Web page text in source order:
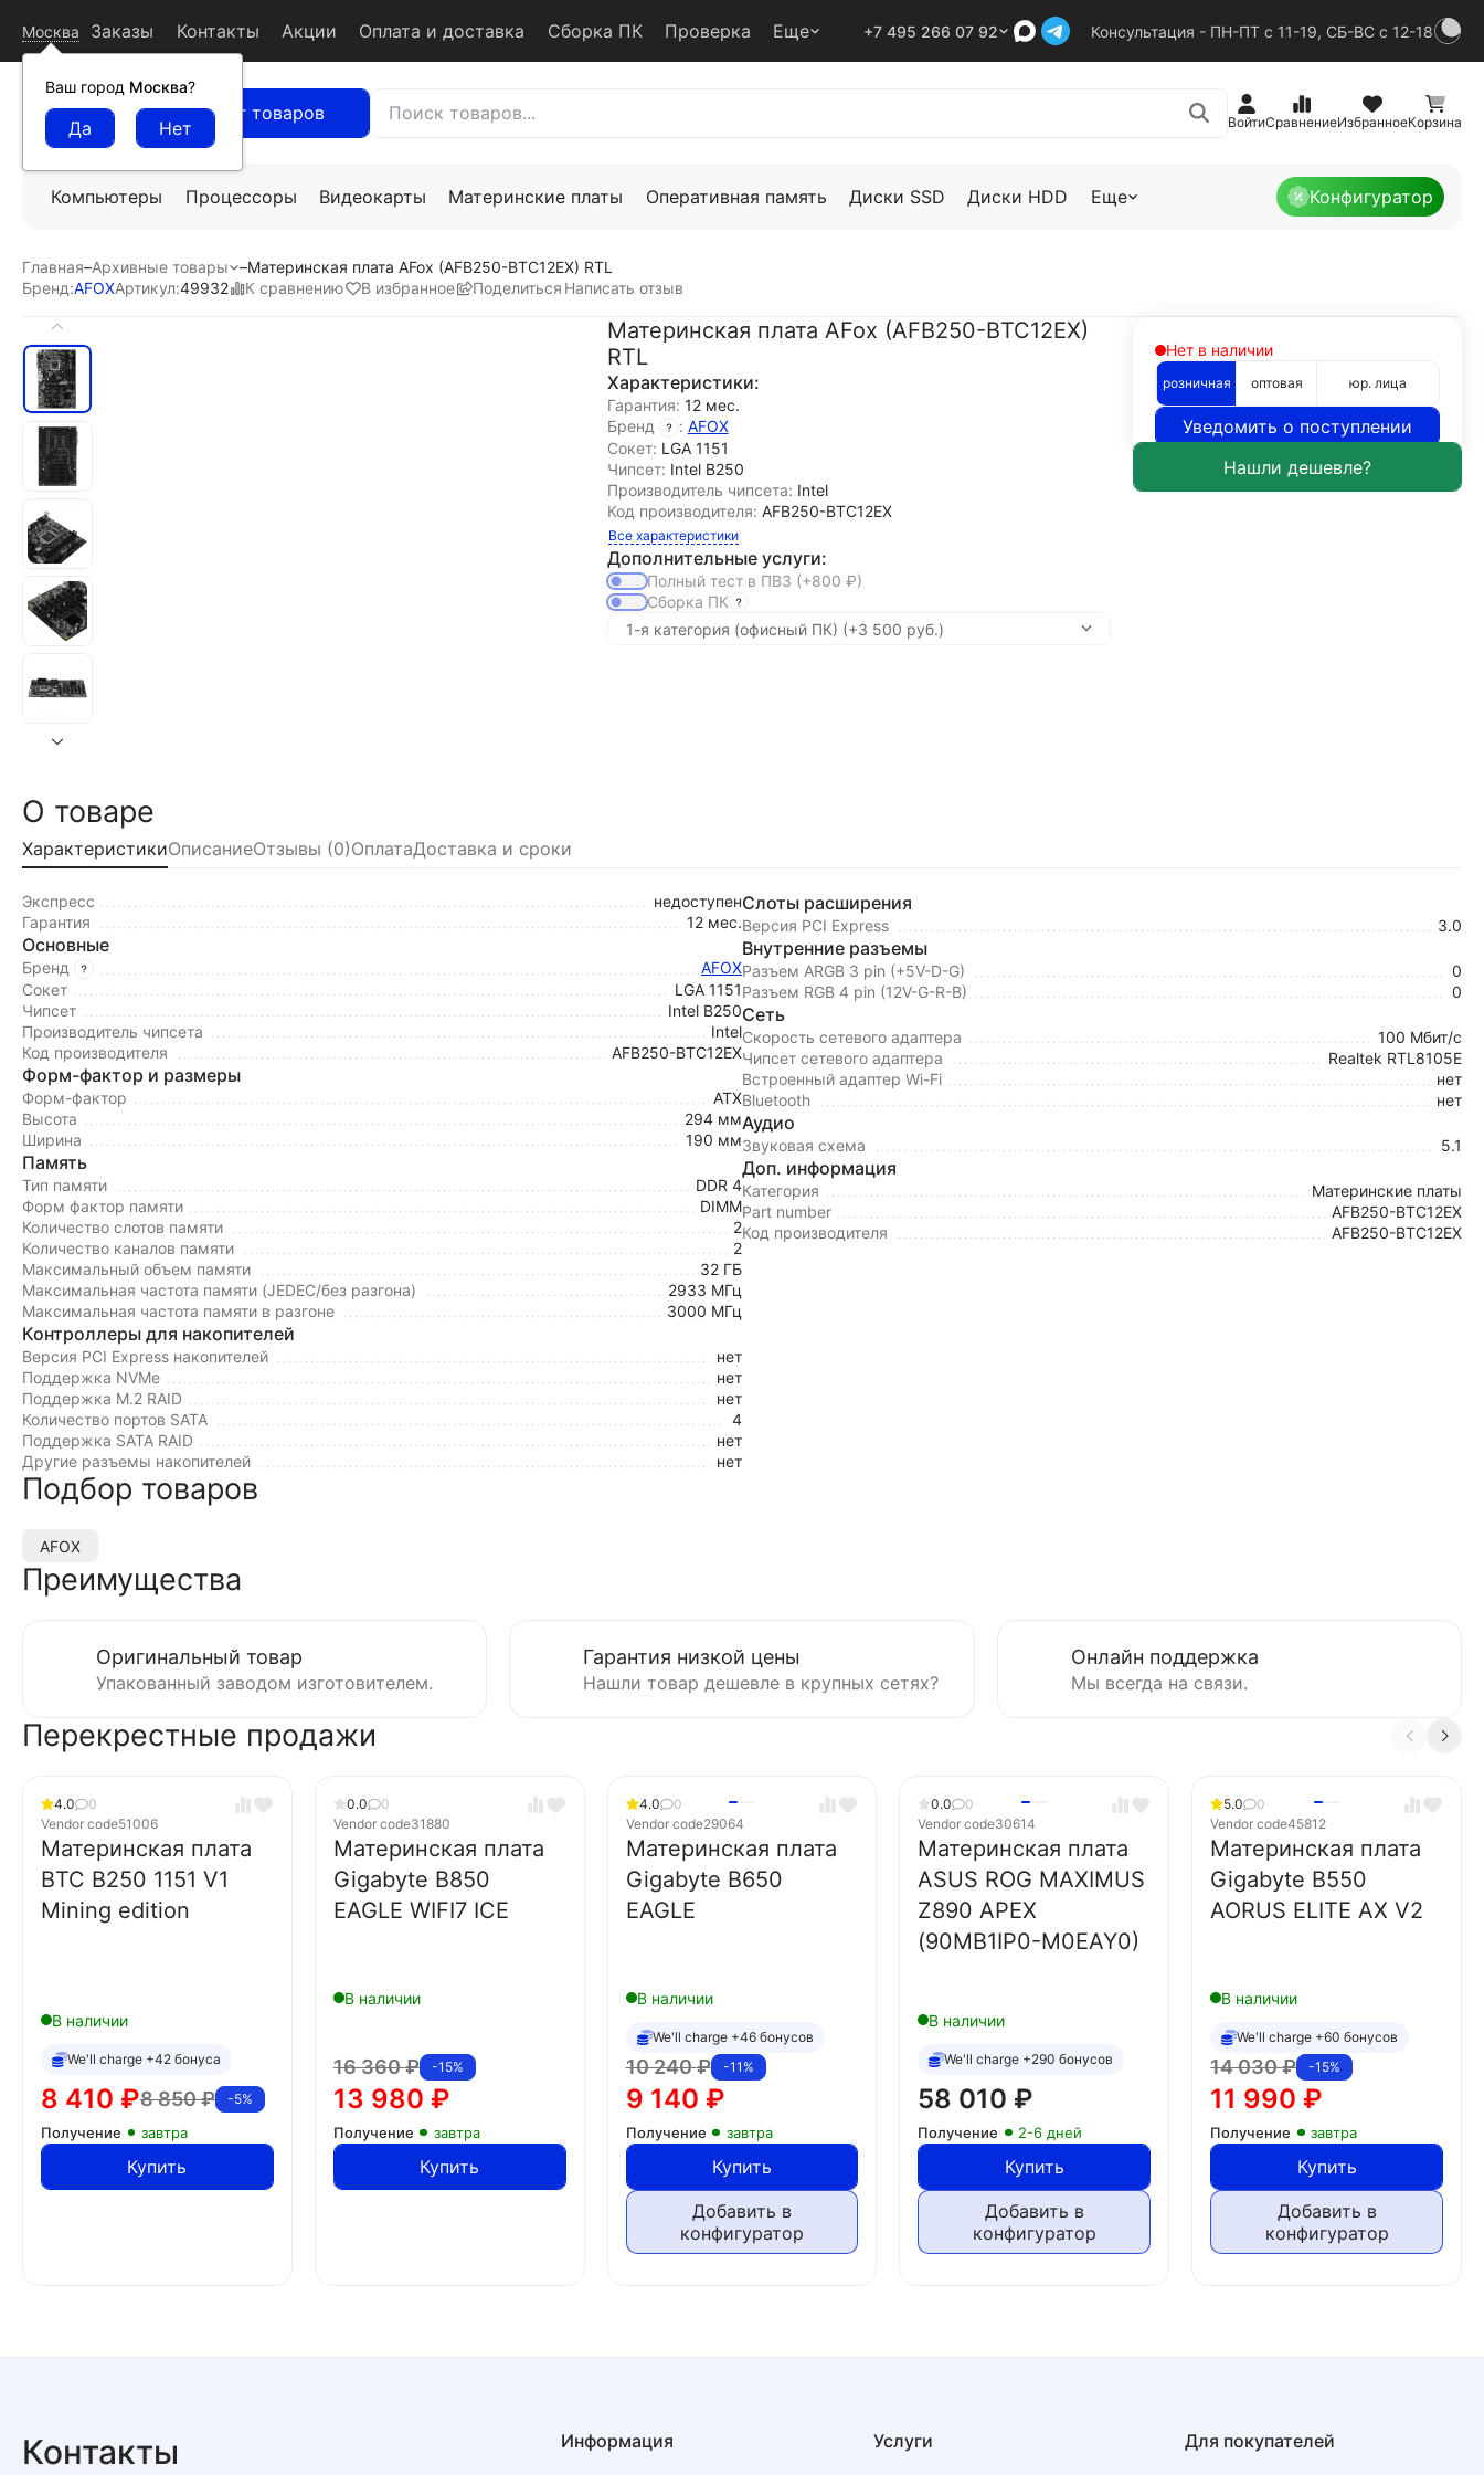
Москва
Ваш город Москва?
Заказы Контакты Акции Оплата и доставка Сборка ПК Проверка Еще +7 495 266 07 92 Консультация - ПН-ПТ с 11-19, СБ-ВС с 12-18
Каталог товаров ВойтиСравнениеИзбранноеКорзина
Компьютеры Процессоры Видеокарты Материнские платы Оперативная память Диски SSD Диски HDD Еще Конфигуратор
Главная–Архивные товары –Материнская плата AFox (AFB250-BTC12EX) RTL
Бренд:AFOXАртикул:49932 К сравнению В избранное Поделиться Написать отзыв
Материнская плата AFox (AFB250-BTC12EX)
RTL
Характеристики:
Гарантия: 12 мес.
Бренд
: AFOX
Сокет: LGA 1151
Чипсет: Intel B250
Производитель чипсета: Intel
Код производителя: AFB250-BTC12EX
Все характеристики
Дополнительные услуги:
Полный тест в ПВЗ (+800 ₽)
Сборка ПК
Нет в наличии
розничная оптовая юр. лица
Уведомить о поступлении
О товаре
ХарактеристикиОписаниеОтзывы (0)ОплатаДоставка и сроки
Экспресс
недоступен
Гарантия
12 мес.
Основные
Бренд
AFOX
Сокет
LGA 1151
Чипсет
Intel B250
Производитель чипсета
Intel
Код производителя
AFB250-BTC12EX
Форм-фактор и размеры
Форм-фактор
ATX
Высота
294 мм
Ширина
190 мм
Память
Тип памяти
DDR 4
Форм фактор памяти
DIMM
Количество слотов памяти
2
Количество каналов памяти
2
Максимальный объем памяти
32 ГБ
Максимальная частота памяти (JEDEC/без разгона)
2933 МГц
Максимальная частота памяти в разгоне
3000 МГц
Контроллеры для накопителей
Версия PCI Express накопителей
нет
Поддержка NVMe
нет
Поддержка M.2 RAID
нет
Количество портов SATA
4
Поддержка SATA RAID
нет
Другие разъемы накопителей
нет
Слоты расширения
Версия PCI Express 3.0
Внутренние разъемы
Разъем ARGB 3 pin (+5V-D-G)
0
Разъем RGB 4 pin (12V-G-R-B)
0
Сеть
Скорость сетевого адаптера
100 Мбит/с
Чипсет сетевого адаптера
Realtek RTL8105E
Встроенный адаптер Wi-Fi
нет
Bluetooth
нет
Аудио
Звуковая схема 5.1
Доп. информация
Категория
Материнские платы
Part number
AFB250-BTC12EX
Код производителя
AFB250-BTC12EX
Подбор товаров
AFOX
Преимущества
Оригинальный товар
Упакованный заводом изготовителем.
Гарантия низкой цены
Нашли товар дешевле в крупных сетях?
Онлайн поддержка
Мы всегда на связи.
Перекрестные продажи
4.0
0
Vendor code51006
Материнская плата
BTC B250 1151 V1
Mining edition
В наличии
We'll charge +42 бонуса
-5%
8 850₽
8 410 ₽
Получение завтра
Купить
0.0
0
Vendor code31880
Материнская плата
Gigabyte B850
EAGLE WIFI7 ICE
В наличии
-15%
16 360₽
13 980 ₽
Получение завтра
Купить
4.0
0
Vendor code29064
Материнская плата
Gigabyte B650
EAGLE
В наличии
We'll charge +46 бонусов
-11%
10 240₽
9 140 ₽
Получение завтра
Купить
Добавить в
конфигуратор
0.0
0
Vendor code30614
Материнская плата
ASUS ROG MAXIMUS
Z890 APEX
(90MB1IP0-M0EAY0)
В наличии
We'll charge +290 бонусов
58 010 ₽
Получение 2-6 дней
Купить
Добавить в
конфигуратор
5.0
0
Vendor code45812
Материнская плата
Gigabyte B550
AORUS ELITE AX V2
В наличии
We'll charge +60 бонусов
-15%
14 030₽
11 990 ₽
Получение завтра
Купить
Добавить в
конфигуратор
Контакты Информация Услуги Для покупателей